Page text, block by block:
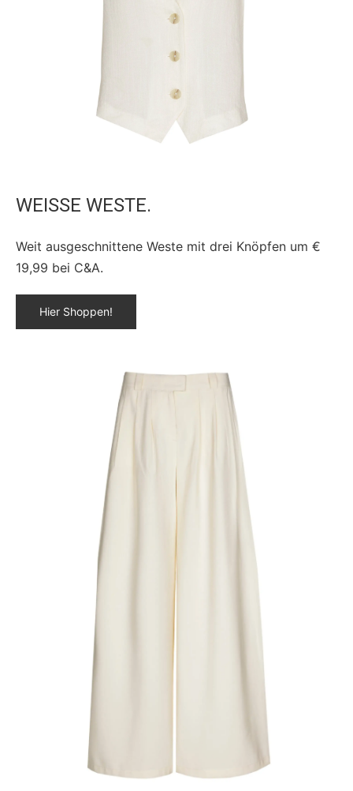
WEISSE WESTE.
Weit ausgeschnittene Weste mit drei Knöpfen um €
19,99 bei C&A.
Hier Shoppen!